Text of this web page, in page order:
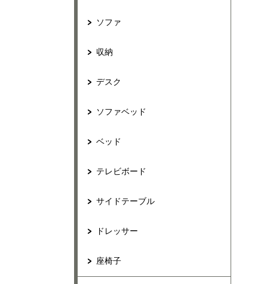
ソファ
収納
デスク
ソファベッド
ベッド
テレビボード
サイドテーブル
ドレッサー
座椅子